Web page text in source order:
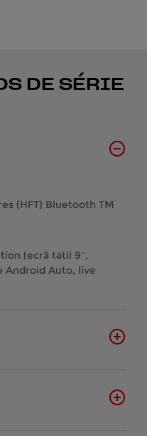
DE SÉRIE
(HFT) Bluetooth TM
(ecrã tátil 9'',
Android Auto, live